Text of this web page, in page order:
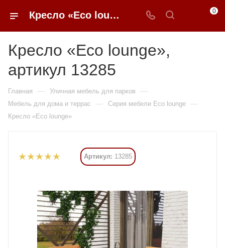
Кресло «Eco lounge» купить в Москве от 1 ₽ - 0FFER 0
Кресло «Eco lounge»,
артикул 13285
Главная — Уличная мебель для парков —
Мебель для дома и террас — Серия мебели Eco lounge —
Кресло «Eco lounge»
Артикул: 13285